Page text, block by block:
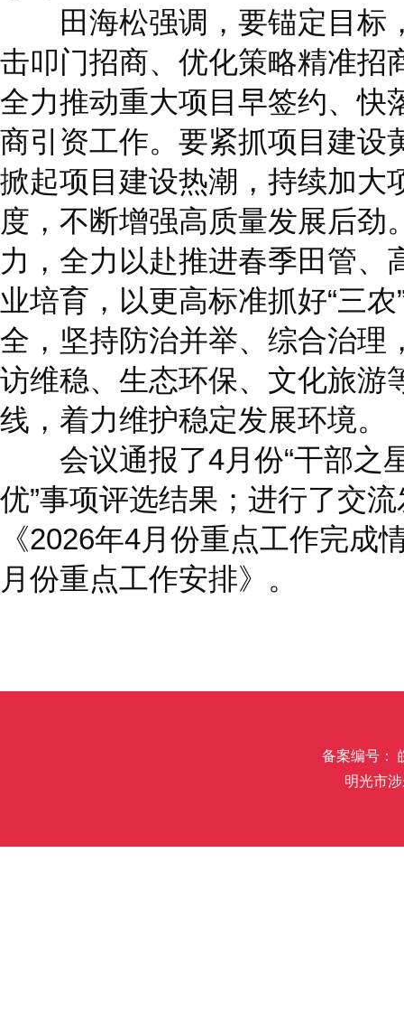
田海松强调，要锚定目标
击叩门招商、优化策略精准招
全力推动重大项目早签约、快
商引资工作。要紧抓项目建设
掀起项目建设热潮，持续加大
度，不断增强高质量发展后劲
力，全力以赴推进春季田管、
业培育，以更高标准抓好“三
全，坚持防治并举、综合治理
访维稳、生态环保、文化旅游
线，着力维护稳定发展环境。
会议通报了4月份“干部之星
优”事项评选结果；进行了交
《2026年4月份重点工作完成
月份重点工作安排》。
备案编号：
明光市